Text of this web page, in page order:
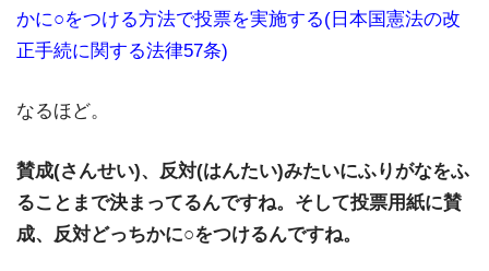
かに○をつける方法で投票を実施する(日本国憲法の改
正手続に関する法律57条)
なるほど。
賛成(さんせい)、反対(はんたい)みたいにふりがなをふ
ることまで決まってるんですね。そして投票用紙に賛
成、反対どっちかに○をつけるんですね。